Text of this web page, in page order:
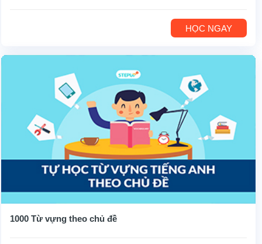
HỌC NGAY
1000 Từ vựng theo chủ đề